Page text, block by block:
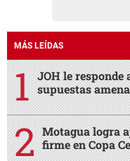
MÁS LEÍDAS
JOH le responde
supuestas
Motagua logra
firme en Copa